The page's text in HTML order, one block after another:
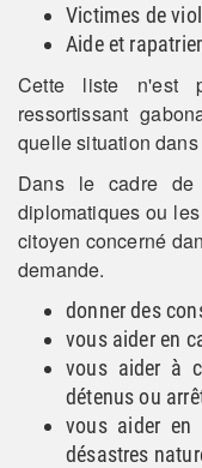
Victimes de
Aide et
Cette liste n'est
ressortissant
quelle situation
Dans le cadre de
diplomatiques ou
citoyen concerné
demande.
donner des
vous aider en
vous aider à
détenus ou
vous aider en
désastres